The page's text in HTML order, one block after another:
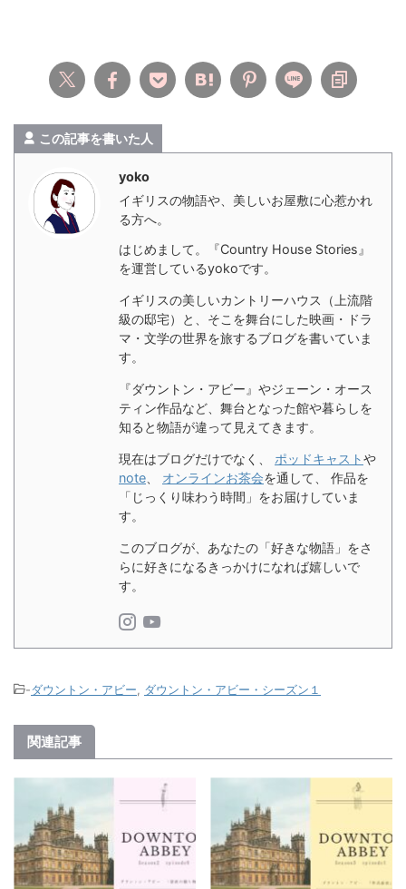
この記事を書いた人
yoko
イギリスの物語や、美しいお屋敷に心惹かれ
る方へ。
はじめまして。『Country House Stories』
を運営しているyokoです。
イギリスの美しいカントリーハウス（上流階
級の邸宅）と、そこを舞台にした映画・ドラ
マ・文学の世界を旅するブログを書いていま
す。
『ダウントン・アビー』やジェーン・オース
ティン作品など、舞台となった館や暮らしを
知ると物語が違って見えてきます。
現在はブログだけでなく、 ポッドキャストや
note
オンラインお茶会を通して、 作品を
「じっくり味わう時間」をお届けしていま
す。
このブログが、あなたの「好きな物語」をさ
らに好きになるきっかけになれば嬉しいで
す。
-ダウントン・アビー, ダウントン・アビー・シーズン１
関連記事